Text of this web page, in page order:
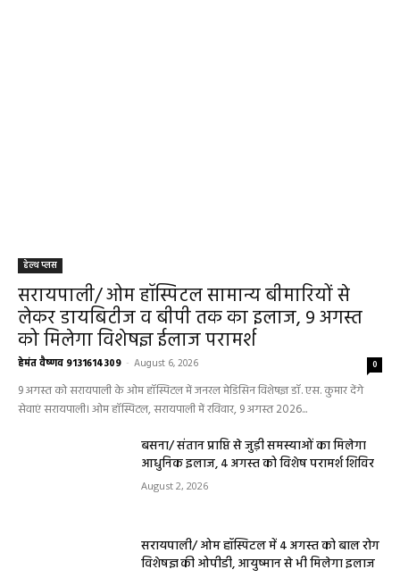
हेल्थ प्लस
सरायपाली/ ओम हॉस्पिटल सामान्य बीमारियों से
लेकर डायबिटीज व बीपी तक का इलाज, 9 अगस्त
को मिलेगा विशेषज्ञ ईलाज परामर्श
हेमंत वैष्णव 9131614309 - August 6, 2026 0
9 अगस्त को सरायपाली के ओम हॉस्पिटल में जनरल मेडिसिन विशेषज्ञ डॉ. एस. कुमार देंगे
सेवाएं सरायपाली। ओम हॉस्पिटल, सरायपाली में रविवार, 9 अगस्त 2026...
बसना/ संतान प्राप्ति से जुड़ी समस्याओं का मिलेगा
आधुनिक इलाज, 4 अगस्त को विशेष परामर्श शिविर
August 2, 2026
सरायपाली/ ओम हॉस्पिटल में 4 अगस्त को बाल रोग
विशेषज्ञ की ओपीडी, आयुष्मान से भी मिलेगा इलाज